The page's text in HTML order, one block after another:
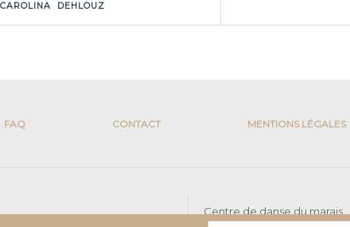
DEHLOUZ
FAQ CONTACT MENTIONS LÉGALES
Centre de danse du marais